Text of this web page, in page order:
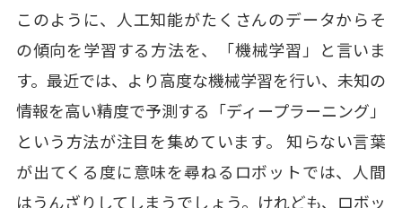
このように、人工知能がたくさんのデータからそ
の傾向を学習する方法を、「機械学習」と言いま
す。最近では、より高度な機械学習を行い、未知の
情報を高い精度で予測する「ディープラーニング」
という方法が注目を集めています。 知らない言葉
が出てくる度に意味を尋ねるロボットでは、人間
はうんざりしてしまうでしょう。けれども、ロボッ